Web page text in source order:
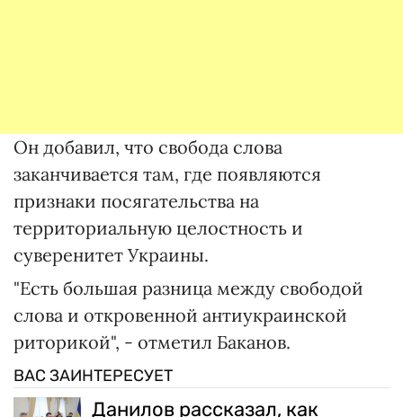
Он добавил, что свобода слова
заканчивается там, где появляются
признаки посягательства на
территориальную целостность и
суверенитет Украины.
"Есть большая разница между свободой
слова и откровенной антиукраинской
риторикой", - отметил Баканов.
ВАС ЗАИНТЕРЕСУЕТ
Данилов рассказал, как